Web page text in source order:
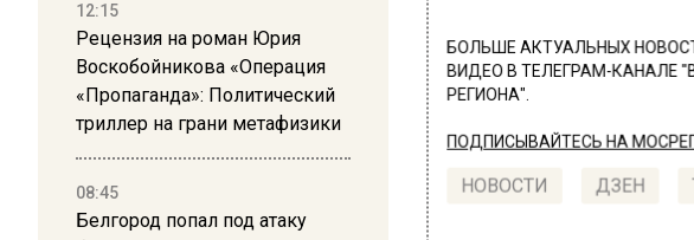
12:15
Рецензия на роман Юрия
Воскобойникова «Операция
«Пропаганда»: Политический
триллер на грани метафизики
08:45
Белгород попал под атаку
БОЛЬШЕ АКТУАЛЬНЫХ
ВИДЕО В ТЕЛЕГРАМ-КАНАЛЕ
РЕГИОНА".
ПОДПИСЫВАЙТЕСЬ НА
НОВОСТИ ДЗЕН